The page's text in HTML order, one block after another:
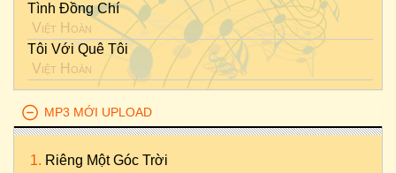
Tình Đồng Chí
Việt Hoàn
Tôi Với Quê Tôi
Việt Hoàn
MP3 MỚI UPLOAD
Riêng Một Góc Trời